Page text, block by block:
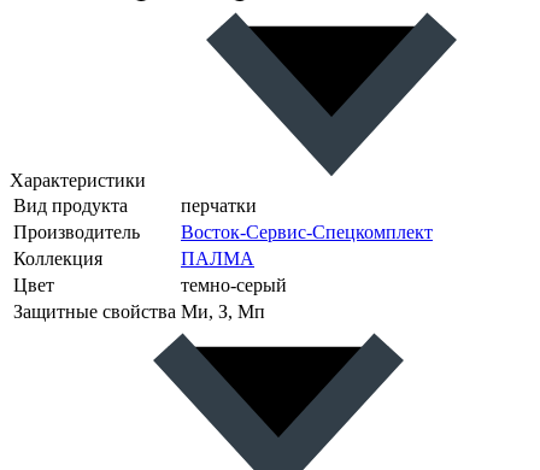
Характеристики
Вид продукта
перчатки
Производитель
Восток-Сервис-Спецкомплект
Коллекция
ПАЛМА
Цвет
темно-серый
Защитные свойства Ми, З, Мп